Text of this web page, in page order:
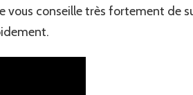
vous conseille très fortement de